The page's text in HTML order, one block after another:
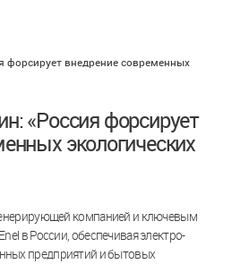
«Россия форсирует
экологических
компанией и ключевым
в России, обеспечивая электро-
предприятий и бытовых